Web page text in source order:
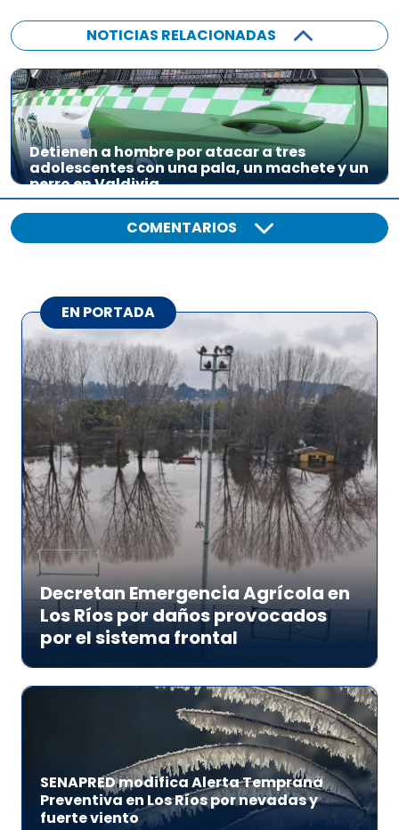
NOTICIAS RELACIONADAS
Detienen a hombre por atacar a tres
adolescentes con una pala, un machete y un
perro en Valdivia
COMENTARIOS
EN PORTADA
Decretan Emergencia Agrícola en
Los Ríos por daños provocados
por el sistema frontal
SENAPRED modifica Alerta Temprana
Preventiva en Los Ríos por nevadas y
fuerte viento